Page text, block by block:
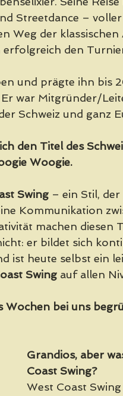
Streetdance – voller
Weg der
den
und prägte ihn bis
Er war Mitgründer/
Schweiz und ganz
den Titel des
Woogie.
Swing – ein Stil,
Kommunikation
machen diesen
er bildet sich
ist heute selbst ein
Swing auf allen
bei uns
Grandios, aber
Coast Swing?
West Coast